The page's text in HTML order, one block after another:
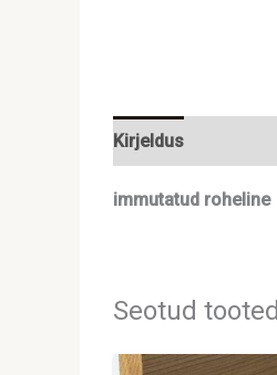
Kirjeldus
immutatud roheline
Seotud tooted